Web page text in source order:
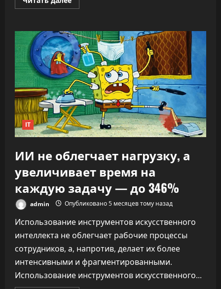
больше
знает,
что
делать»:
CEO
OpenAI
заявил,
что
ИИ
переписывает
правила
капитализма
IT
ИИ не облегчает нагрузку, а
увеличивает время на
каждую задачу — до 346%
admin Опубликовано 5 месяцев тому назад
Использование инструментов искусственного
интеллекта не облегчает рабочие процессы
сотрудников, а, напротив, делает их более
интенсивными и фрагментированными.
Использование инструментов искусственного...